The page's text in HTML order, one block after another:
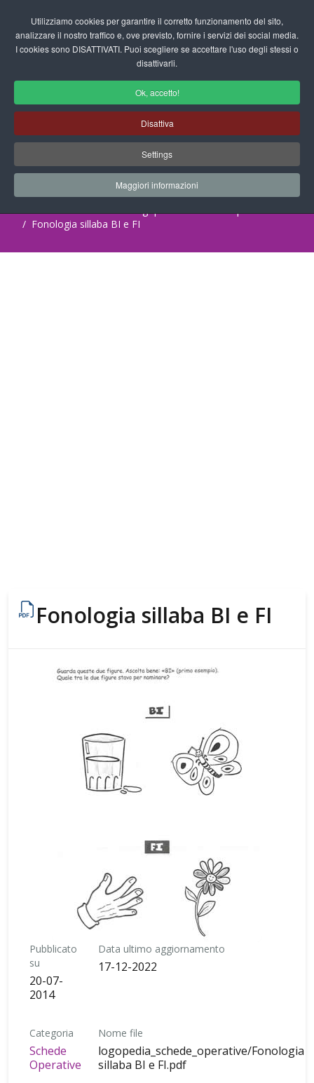
Utilizziamo cookies per garantire il corretto funzionamento del sito,
analizzare il nostro traffico e, ove previsto, fornire i servizi dei social media.
I cookies sono DISATTIVATI. Puoi scegliere se accettare l'uso degli stessi o
disattivarli.
Ok, accetto!
Disattiva
Settings
Maggiori informazioni
fas
Scuola dell'Infanzia - Schede
Operative Logopedia
Progetti Didattici, Disegni, Schede
Didattiche e tanto altro ancora.
Home Documenti Logopedia
Schede Operative
Fonologia sillaba BI e FI
Fonologia sillaba BI e FI
Pubblicato
su
20-07-
2014
Data ultimo aggiornamento
17-12-2022
Categoria
Schede
Operative
Nome file
logopedia_schede_operative/Fonologia
sillaba BI e FI.pdf